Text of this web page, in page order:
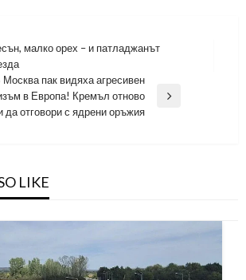
малко орех – и патладжанът
Москва пак видяха агресивен
в Европа! Кремъл отново
да отговори с ядрени оръжия
LIKE